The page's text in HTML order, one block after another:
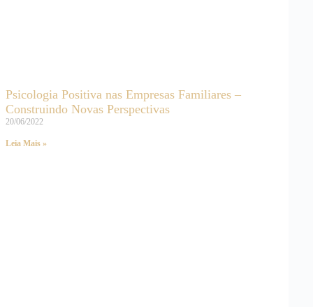
Psicologia Positiva nas Empresas Familiares –
Construindo Novas Perspectivas
20/06/2022
Leia Mais »